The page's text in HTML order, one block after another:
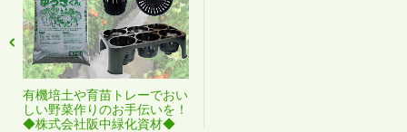
有機培土や育苗トレーでおい
しい野菜作りのお手伝いを！
◆株式会社阪中緑化資材◆